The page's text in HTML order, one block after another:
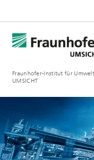
Fraunhofer-Institut für
UMSICHT